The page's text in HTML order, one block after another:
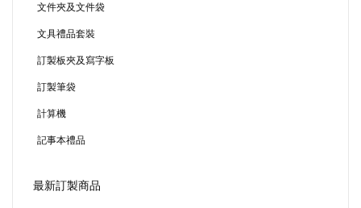
文件夾及文件袋
文具禮品套裝
訂製板夾及寫字板
訂製筆袋
計算機
記事本禮品
最新訂製商品